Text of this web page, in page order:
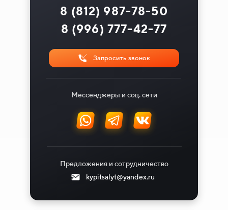
8 (996) 777-42-77
8 (812) 987-78-50
Запросить звонок
Мессенджеры и соц. сети
Предложения и сотрудничество
kypitsalyt@yandex.ru